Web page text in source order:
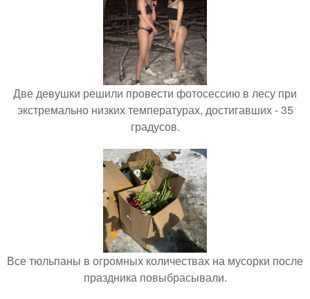
Две девушки решили провести фотосессию в лесу при
экстремально низких температурах, достигавших - 35
градусов.
Все тюльпаны в огромных количествах на мусорки после
праздника повыбрасывали.